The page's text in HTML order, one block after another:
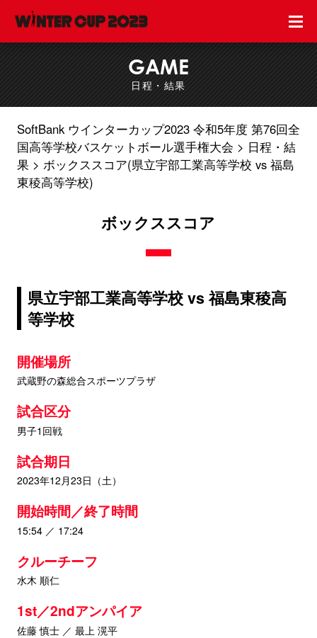
GAME
日程・結果
SoftBank ウインターカップ2023 令和5年度 第76回全
国高等学校バスケットボール選手権大会
日程・結
果
ボックススコア(県立宇部工業高等学校 vs 福島
東稜高等学校)
ボックススコア
県立宇部工業高等学校 vs 福島東稜高
等学校
開催場所
武蔵野の森総合スポーツプラザ
試合区分
男子1回戦
試合期日
2023年12月23日（土）
開始時間／終了時間
15:54 ／ 17:24
クルーチーフ
水木 順仁
1st／2ndアンパイア
佐藤 慎士 ／ 最上 滉平